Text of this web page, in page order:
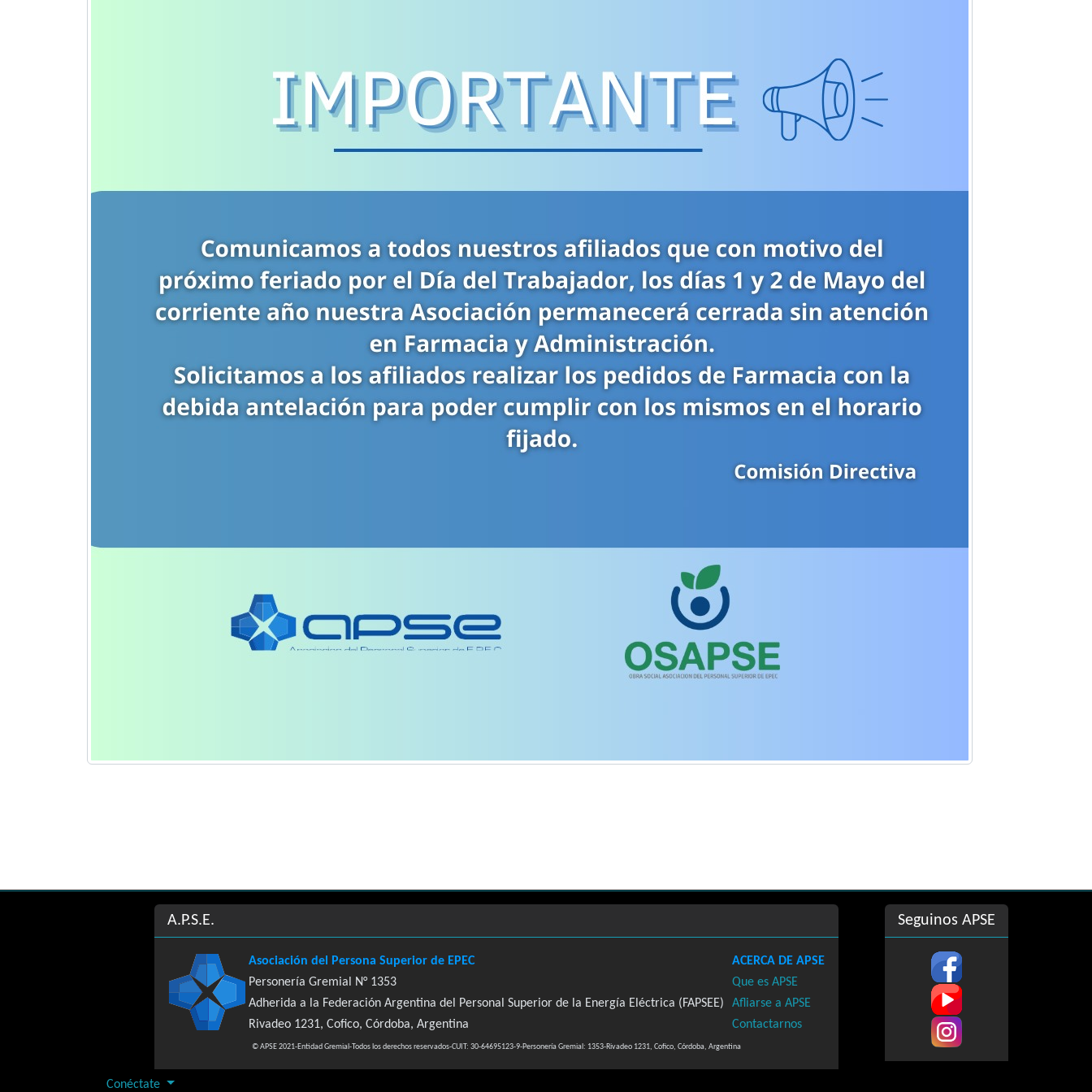
Site information, links, etc.
A.P.S.E.
Asociación del Persona Superior de EPEC
ACERCA DE APSE
Personería Gremial N° 1353
Que es APSE
Adherida a la Federación Argentina del Personal Superior de la Energía Eléctrica (FAPSEE)
Afliarse a APSE
Rivadeo 1231, Cofico, Córdoba, Argentina
Contactarnos
© APSE 2021-Entidad Gremial-Todos los derechos reservados-CUIT: 30-64695123-9-Personería Gremial: 1353-Rivadeo 1231, Cofico, Córdoba, Argentina
Seguinos APSE
Conéctate